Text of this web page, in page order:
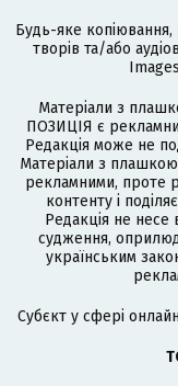
Будь-яке
творів та/або
Матеріали з
ПОЗИЦІЯ є
Редакція може не
Матеріали з
рекламними, проте
контенту і
Редакція не несе
судження,
українським
Cубєкт у сфері